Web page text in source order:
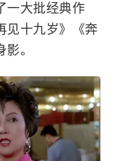
一大批经典作
见十九岁》《奔
。